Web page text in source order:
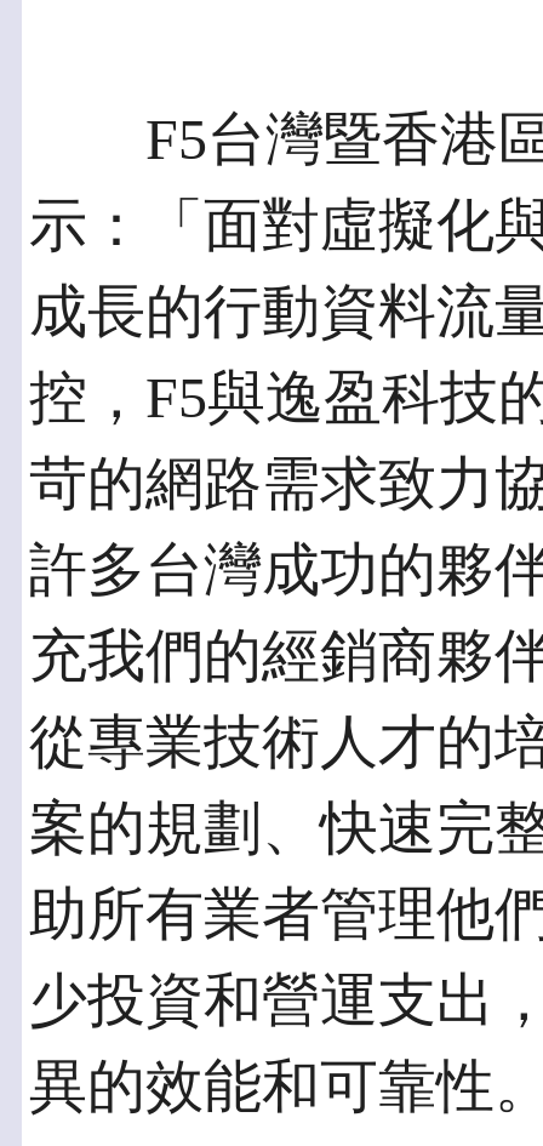
F5台灣暨香港區
示：「面對虛擬化
成長的行動資料流
控，F5與逸盈科技
苛的網路需求致力
許多台灣成功的夥
充我們的經銷商夥
從專業技術人才的
案的規劃、快速完
助所有業者管理他
少投資和營運支出
異的效能和可靠性